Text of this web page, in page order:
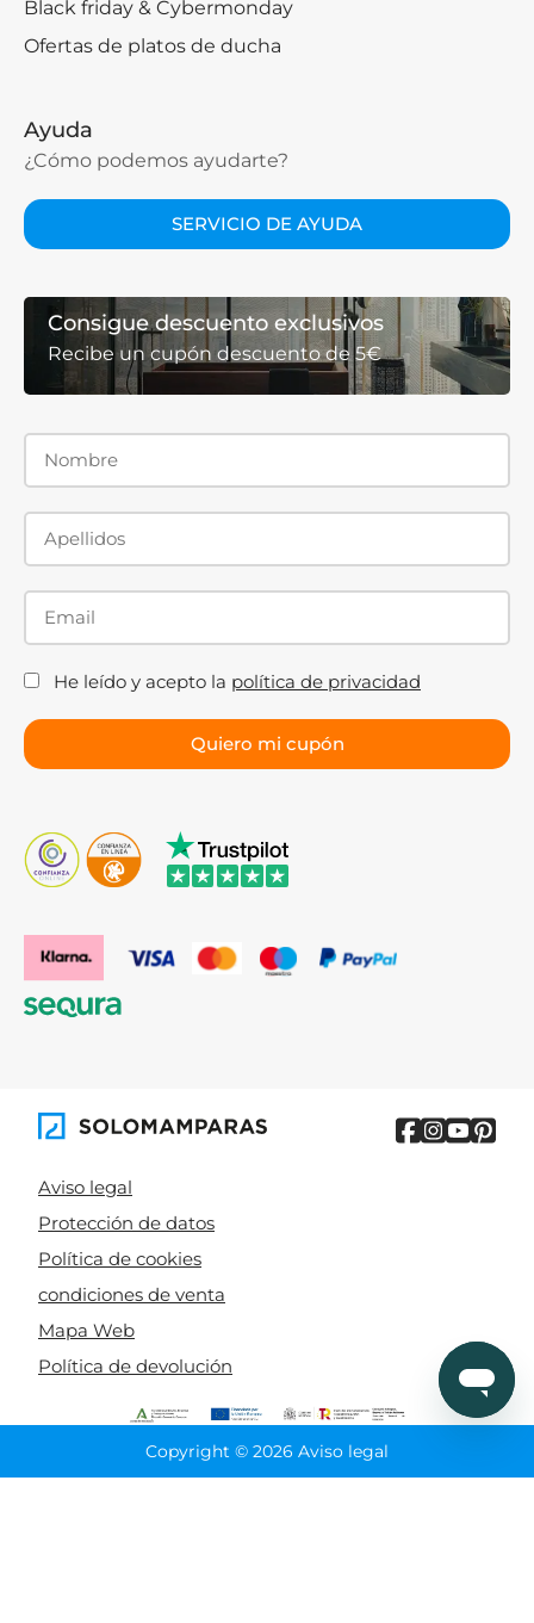
Black friday & Cybermonday
Ofertas de platos de ducha
Ayuda
¿Cómo podemos ayudarte?
SERVICIO DE AYUDA
Consigue descuento exclusivos
Recibe un cupón descuento de 5€
He leído y acepto la política de privacidad
Aviso legal
Protección de datos
Política de cookies
condiciones de venta
Mapa Web
Política de devolución
Copyright © 2026 Aviso legal